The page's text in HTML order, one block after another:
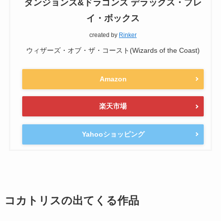
ダンジョンズ&ドラゴンズ デラックス・プレ
イ・ボックス
created by Rinker
ウィザーズ・オブ・ザ・コースト(Wizards of the Coast)
Amazon
楽天市場
Yahooショッピング
コカトリスの出てくる作品